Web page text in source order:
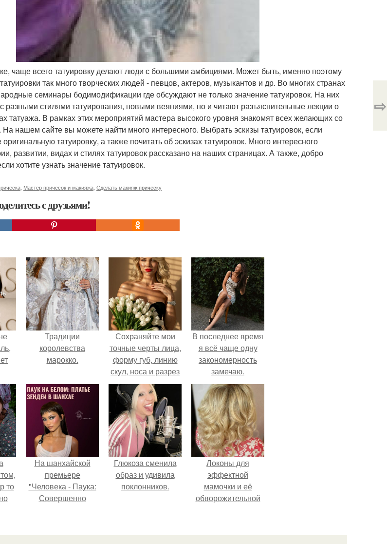
чаще всего татуировку делают люди с большими амбициями. Может быть, именно поэтому
так много творческих людей - певцов, актеров, музыкантов и др. Во многих странах
семинары бодимодификации где обсуждают не только значение татуировок. На них
с разными стилями татуирования, новыми веяниями, но и читают разъяснительные лекции о
татуажа. В рамках этих мероприятий мастера высокого уровня знакомят всех желающих со
нашем сайте вы можете найти много интересного. Выбрать эскизы татуировок, если
оригинальную татуировку, а также почитать об эскизах татуировок. Много интересного
развитии, видах и стилях татуировок рассказано на наших страницах. А также, добро
хотите узнать значение татуировок.
Мастер причесок и макияжа Сделать макияж прическу
с друзьями!
⇨
Традиции
королевства
марокко.
Сохраняйте мои
точные черты лица,
форму губ, линию
скул, носа и разрез
глаз.
В последнее время
я всё чаще одну
закономерность
замечаю.
то
На шанхайской
премьере
"Человека - Паука:
Совершенно
просто очередной
Глюкоза сменила
образ и удивила
поклонников.
Локоны для
эффектной
мамочки и её
обворожительной